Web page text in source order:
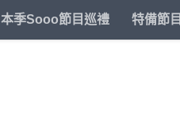
本季Sooo節目巡禮 特備節目